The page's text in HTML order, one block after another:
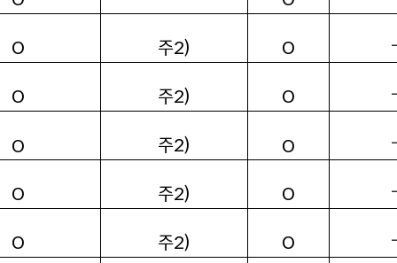
O 주2) O
O 주2) O
O 주2) O
O 주2) O
O 주2) O